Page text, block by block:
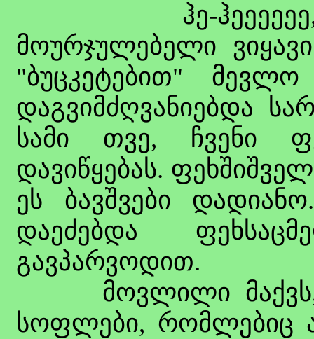
ჰე-ჰეეეეეე,
მოურჯულებელი
"ბუცკეტებით"
დაგვიმძღვანიებდა
სამი თვე, ჩვენი
დავიწყებას.
ეს ბავშვები
დაეძებდა
გავპარვოდით.
მოვლილი მაქვს,
სოფლები, რომლებიც